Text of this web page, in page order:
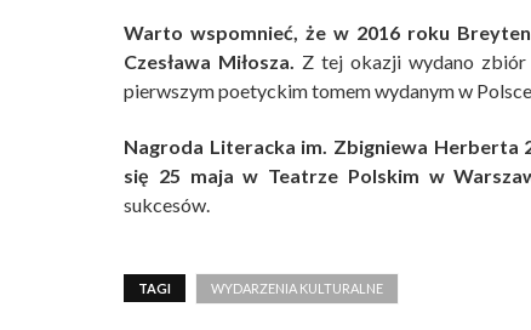
Warto wspomnieć, że w 2016 roku
Czesława Miłosza. Z tej okazji wydano
pierwszym poetyckim tomem wydanym w
Nagroda Literacka im. Zbigniewa Herberta
się 25 maja w Teatrze Polskim w
sukcesów.
TAGI WYDARZENIA KULTURALNE